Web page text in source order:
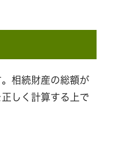
相続財産の総額が
しく計算する上で